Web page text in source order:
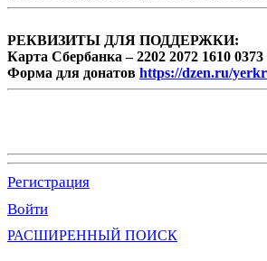
РЕКВИЗИТЫ ДЛЯ ПОДДЕРЖКИ:
Карта Сбербанка – 2202 2072 1610 0373
Форма для донатов https://dzen.ru/
Регистрация
Войти
РАСШИРЕННЫЙ ПОИСК